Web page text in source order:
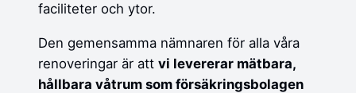
faciliteter och ytor.
Den gemensamma nämnaren för alla våra
renoveringar är att vi levererar mätbara,
hållbara våtrum som försäkringsbolagen